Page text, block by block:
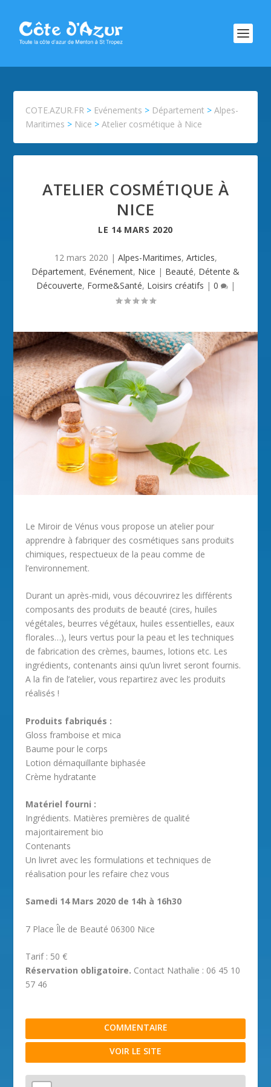
COTE.AZUR.FR > Evénements > Département >Alpes-
Maritimes > Nice >Atelier cosmétique à Nice
ATELIER COSMÉTIQUE À
NICE
LE 14 MARS 2020
12 mars 2020 | Alpes-Maritimes, Articles,
Département, Evénement, Nice | Beauté, Détente &
Découverte, Forme&Santé, Loisirs créatifs | 0 |
Le Miroir de Vénus vous propose un atelier pour
apprendre à fabriquer des cosmétiques sans produits
chimiques, respectueux de la peau comme de
l’environnement.
Durant un après-midi, vous découvrirez les différents
composants des produits de beauté (cires, huiles
végétales, beurres végétaux, huiles essentielles, eaux
florales…), leurs vertus pour la peau et les techniques
de fabrication des crèmes, baumes, lotions etc. Les
ingrédients, contenants ainsi qu’un livret seront fournis.
A la fin de l’atelier, vous repartirez avec les produits
réalisés !
Produits fabriqués :
Gloss framboise et mica
Baume pour le corps
Lotion démaquillante biphasée
Crème hydratante
Matériel fourni :
Ingrédients. Matières premières de qualité
majoritairement bio
Contenants
Un livret avec les formulations et techniques de
réalisation pour les refaire chez vous
Samedi 14 Mars 2020 de 14h à 16h30
7 Place Île de Beauté 06300 Nice
Tarif : 50 €
Réservation obligatoire. Contact Nathalie : 06 45 10
57 46
COMMENTAIRE
VOIR LE SITE